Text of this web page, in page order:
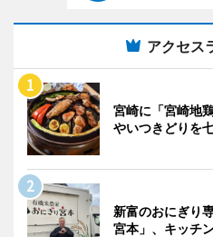
アクセス
宮崎に「宮崎地
やいつきどりを
新富のおにぎり
宮本」、キッチ